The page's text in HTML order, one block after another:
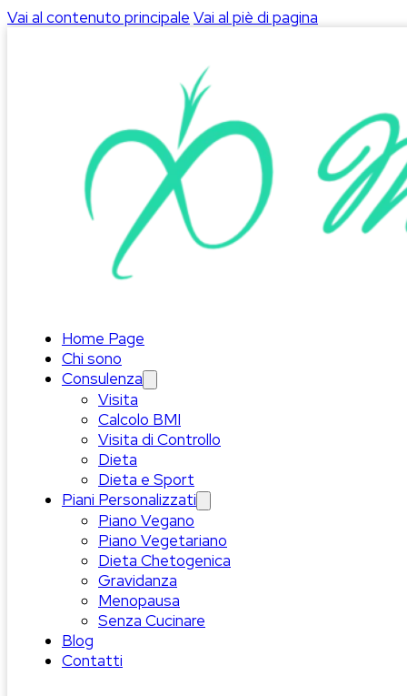
Vai al contenuto principale Vai al piè di pagina
Home Page
Chi sono
Consulenza
Visita
Calcolo BMI
Visita di Controllo
Dieta
Dieta e Sport
Piani Personalizzati
Piano Vegano
Piano Vegetariano
Dieta Chetogenica
Gravidanza
Menopausa
Senza Cucinare
Blog
Contatti